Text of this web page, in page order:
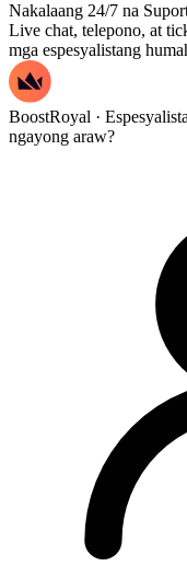
Nakalaang 24/7 na
Live chat, telepono, at
mga espesyalistang
BoostRoyal · Espesyalista
ngayong araw?